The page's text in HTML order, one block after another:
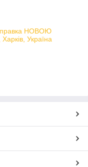
НОВОЮ
Україна